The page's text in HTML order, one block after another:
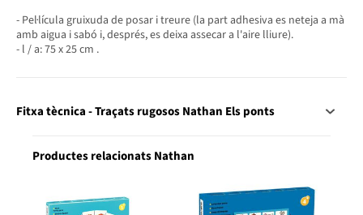
- Pel·lícula gruixuda de posar i treure (la part adhesiva es neteja a mà
amb aigua i sabó i, després, es deixa assecar a l'aire lliure).
- l / a: 75 x 25 cm .
Fitxa tècnica - Traçats rugosos Nathan Els ponts
Productes relacionats Nathan